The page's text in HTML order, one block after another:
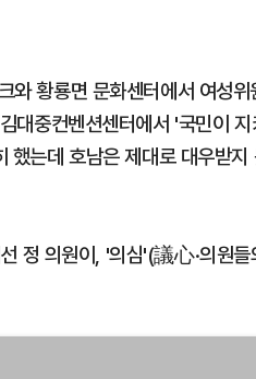
황룡면 문화센터에서 여성위
대중컨벤션센터에서 '국민이
는데 호남은 제대로 대우받
정 의원이, '의심'(議心·의원